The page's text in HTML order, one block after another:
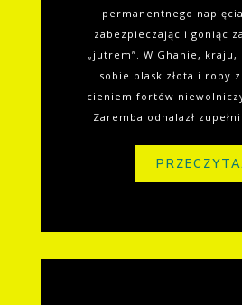
permanentnego
zabezpieczając i goniąc
„jutrem”. W Ghanie, kraju,
sobie blask złota i ropy
cieniem fortów
Zaremba odnalazł